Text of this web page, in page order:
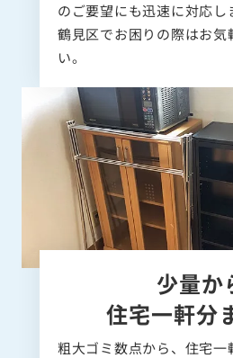
のご要望にも迅速に対応
鶴見区でお困りの際はお
い。
少量か
住宅一軒分
粗大ゴミ数点から、住宅一